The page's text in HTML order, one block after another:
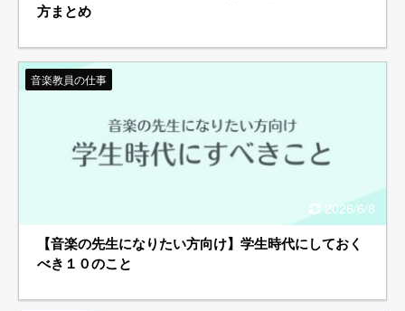
方まとめ
2026/6/8
音楽教員の仕事
【音楽の先生になりたい方向け】学生時代にしておく
べき１０のこと